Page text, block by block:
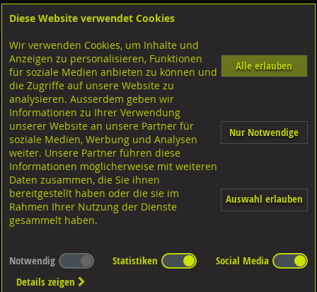
Shop Muttern Innengewinde Nutmuttern
Diverse Ausführungen Nutmuttern
DIN1804w
Nutmuttern ungehärtet und ungeschliffen, DIN1804w 5 blank
Dieser Artikel ist in 31 Grössen erhältlich - Bitte wählen Sie...
Diese Website verwendet Cookies
Wir verwenden Cookies, um Inhalte und
Anzeigen zu personalisieren, Funktionen
für soziale Medien anbieten zu können und
die Zugriffe auf unsere Website zu
analysieren. Ausserdem geben wir
Informationen zu Ihrer Verwendung
unserer Website an unsere Partner für
soziale Medien, Werbung und Analysen
weiter. Unsere Partner führen diese
Informationen möglicherweise mit weiteren
Daten zusammen, die Sie ihnen
bereitgestellt haben oder die sie im
Rahmen Ihrer Nutzung der Dienste
gesammelt haben.
Alle erlauben
Nur Notwendige
Auswahl erlauben
Notwendig Statistiken
Social Media
Details zeigen